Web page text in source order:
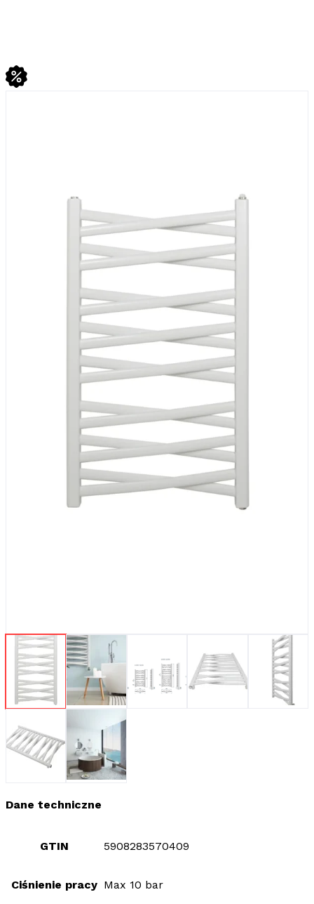
Dane techniczne
GTIN 5908283570409
Ciśnienie pracy Max 10 bar